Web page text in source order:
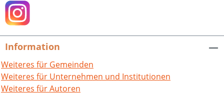
Information
Weiteres für Gemeinden
Weiteres für Unternehmen und Institutionen
Weiteres für Autoren